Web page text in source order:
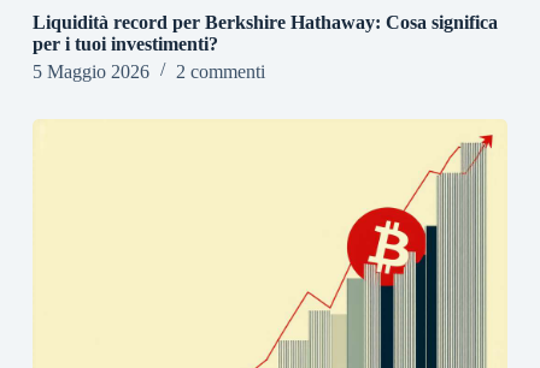
Liquidità record per Berkshire Hathaway: Cosa significa
per i tuoi investimenti?
5 Maggio 2026
2 commenti